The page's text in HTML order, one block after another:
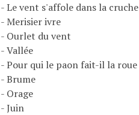
- Le vent s'affole dans la cruche
- Merisier ivre
- Ourlet du vent
- Vallée
- Pour qui le paon fait-il la roue
- Brume
- Orage
- Juin